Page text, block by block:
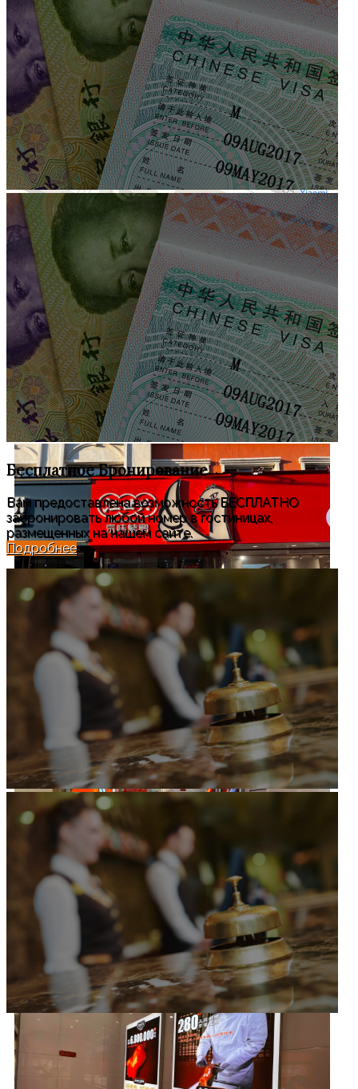
БесплатноеБронирование
Вам предоставлена возможность БЕСПЛАТНО
забронировать любой номер в гостиницах,
размещенных на нашем сайте.
Подробнее
Отличный вариант, чтобы взять с собой в баню
или гостиницу.
Если вы уже пробовали — оставьте свой отзыв.
Расположение объекта показано на Яндекс-Карте